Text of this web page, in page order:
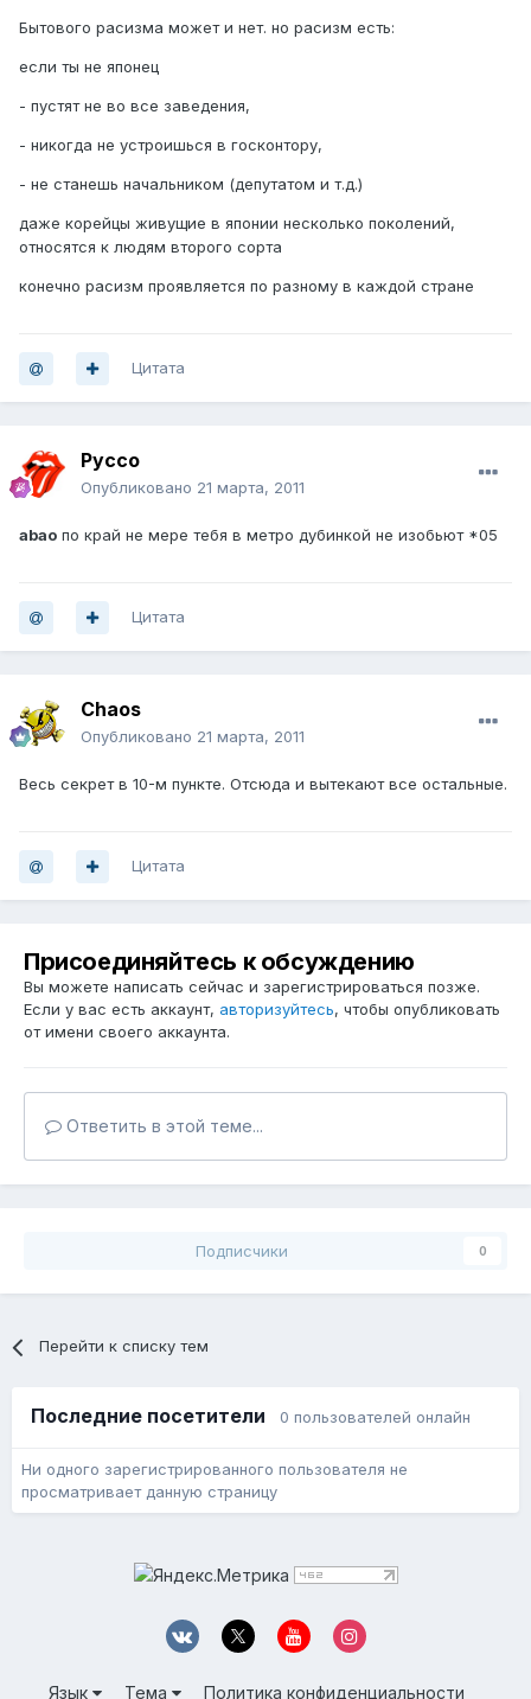
Бытового расизма может и нет. но расизм есть:
если ты не японец
- пустят не во все заведения,
- никогда не устроишься в госконтору,
- не станешь начальником (депутатом и т.д.)
даже корейцы живущие в японии несколько поколений,
относятся к людям второго сорта
конечно расизм проявляется по разному в каждой стране
Цитата
Руссо
Опубликовано 21 марта, 2011
abao по край не мере тебя в метро дубинкой не изобьют *05
Цитата
Chaos
Опубликовано 21 марта, 2011
Весь секрет в 10-м пункте. Отсюда и вытекают все остальные.
Цитата
Присоединяйтесь к обсуждению
Вы можете написать сейчас и зарегистрироваться позже.
Если у вас есть аккаунт, авторизуйтесь, чтобы опубликовать
от имени своего аккаунта.
Ответить в этой теме...
Подписчики 0
Перейти к списку тем
Последние посетители 0 пользователей онлайн
Ни одного зарегистрированного пользователя не
просматривает данную страницу
Язык Тема Политика конфиденциальности